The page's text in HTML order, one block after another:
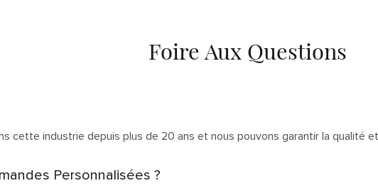
Foire Aux Questions
cette industrie depuis plus de 20 ans et nous pouvons garantir la qualité
Personnalisées ?